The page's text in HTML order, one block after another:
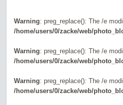
Warning: preg_replace(): The /e
/home/users/0/zacke/web/
Warning: preg_replace(): The /e
/home/users/0/zacke/web/
Warning: preg_replace(): The /e
/home/users/0/zacke/web/